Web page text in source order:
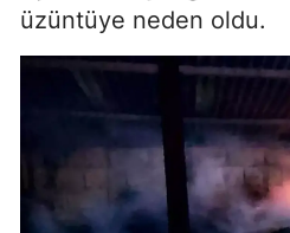
üzüntüye neden oldu.